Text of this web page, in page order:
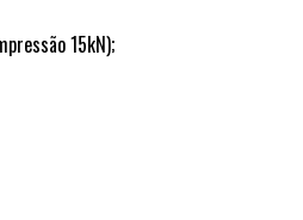
15kN);